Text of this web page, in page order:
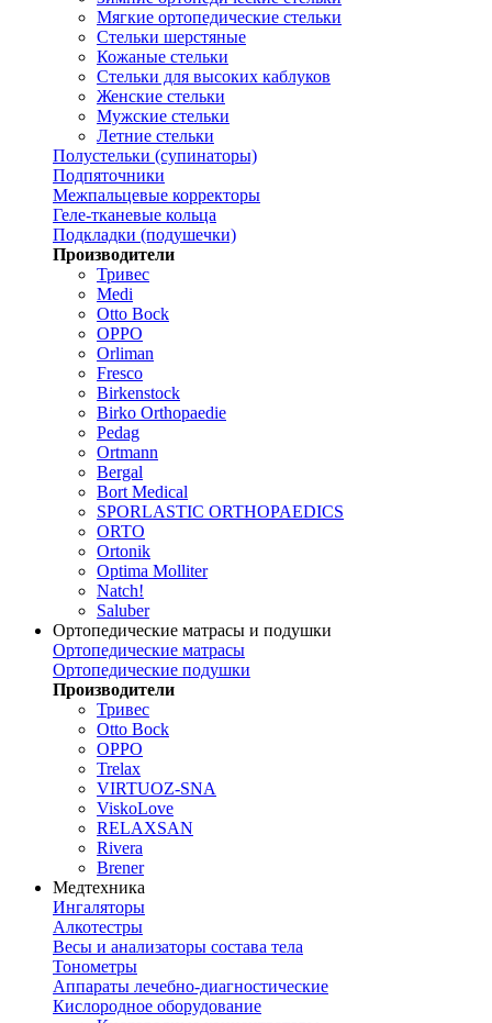
Мягкие ортопедические стельки
Стельки шерстяные
Кожаные стельки
Стельки для высоких каблуков
Женские стельки
Мужские стельки
Летние стельки
Полустельки (супинаторы)
Подпяточники
Межпальцевые корректоры
Геле-тканевые кольца
Подкладки (подушечки)
Производители
Тривес
Medi
Otto Bock
OPPO
Orliman
Fresco
Birkenstock
Birko Orthopaedie
Pedag
Ortmann
Bergal
Bort Medical
SPORLASTIC ORTHOPAEDICS
ORTO
Ortonik
Optima Molliter
Natch!
Saluber
Ортопедические матрасы и подушки
Ортопедические матрасы
Ортопедические подушки
Производители
Тривес
Otto Bock
OPPO
Trelax
VIRTUOZ-SNA
ViskoLove
RELAXSAN
Rivera
Brener
Медтехника
Ингаляторы
Алкотестры
Весы и анализаторы состава тела
Тонометры
Аппараты лечебно-диагностические
Кислородное оборудование